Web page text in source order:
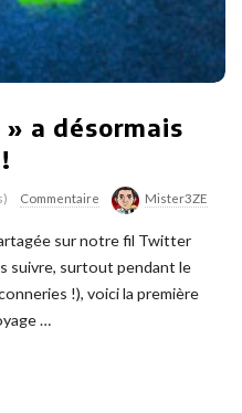
» a désormais
Commentaire Mister3ZE
sur notre fil Twitter
suivre, surtout pendant le
!), voici la première
…